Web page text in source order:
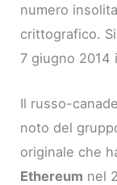
numero
crittografico.
7 giugno 2014
Il russo-
noto del
originale che
Ethereum nel